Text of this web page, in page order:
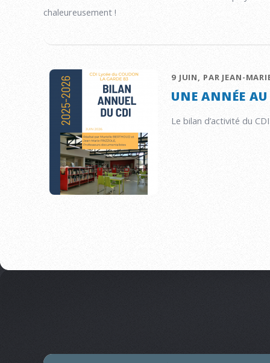
chaleureusement !
9 JUIN, PAR JEAN-
UNE ANNÉE
Le bilan d’activité du